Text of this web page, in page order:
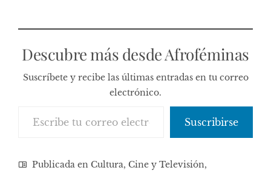
Descubre más desde Afroféminas
Suscríbete y recibe las últimas entradas en tu correo
electrónico.
Suscribirse
Publicada en Cultura, Cine y Televisión,